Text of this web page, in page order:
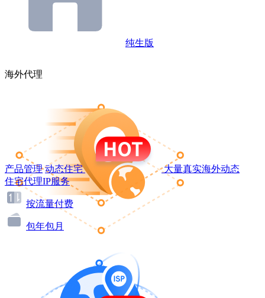
纯生版
海外代理
产品管理 动态住宅
大量真实海外动态
住宅代理IP服务
按流量付费
包年包月